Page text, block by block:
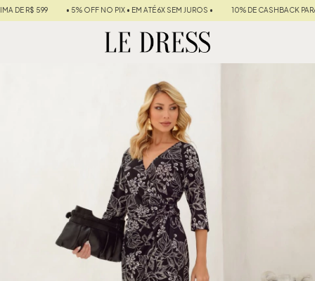
OFF NO PIX • EM ATÉ 6X SEM JUROS • 10% DE CASHBACK PARA SUA PRÓXIMA